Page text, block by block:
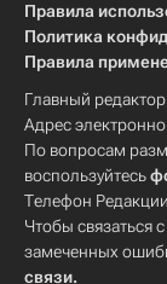
Правила
Политика
Правила
Главный
Адрес
По вопросам
воспользуйтесь
Телефон
Чтобы связаться
замеченных
связи.